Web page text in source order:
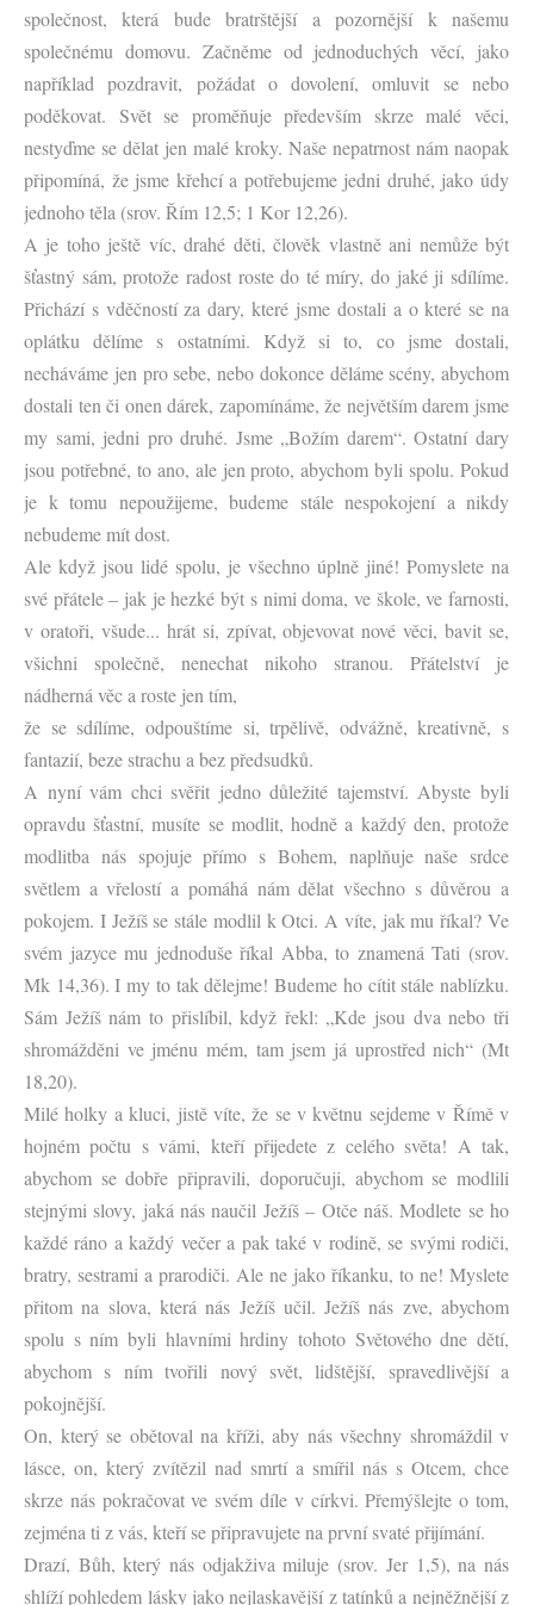
společnost, která bude bratrštější a pozornější k našemu
společnému domovu. Začněme od jednoduchých věcí, jako
například pozdravit, požádat o dovolení, omluvit se nebo
poděkovat. Svět se proměňuje především skrze malé věci,
nestyďme se dělat jen malé kroky. Naše nepatrnost nám naopak
připomíná, že jsme křehcí a potřebujeme jedni druhé, jako údy
jednoho těla (srov. Řím 12,5; 1 Kor 12,26).
A je toho ještě víc, drahé děti, člověk vlastně ani nemůže být
šťastný sám, protože radost roste do té míry, do jaké ji sdílíme.
Přichází s vděčností za dary, které jsme dostali a o které se na
oplátku dělíme s ostatními. Když si to, co jsme dostali,
necháváme jen pro sebe, nebo dokonce děláme scény, abychom
dostali ten či onen dárek, zapomínáme, že největším darem jsme
my sami, jedni pro druhé. Jsme „Božím darem“. Ostatní dary
jsou potřebné, to ano, ale jen proto, abychom byli spolu. Pokud
je k tomu nepoužijeme, budeme stále nespokojení a nikdy
nebudeme mít dost.
Ale když jsou lidé spolu, je všechno úplně jiné! Pomyslete na
své přátele – jak je hezké být s nimi doma, ve škole, ve farnosti,
v oratoři, všude... hrát si, zpívat, objevovat nové věci, bavit se,
všichni společně, nenechat nikoho stranou. Přátelství je
nádherná věc a roste jen tím,
že se sdílíme, odpouštíme si, trpělivě, odvážně, kreativně, s
fantazií, beze strachu a bez předsudků.
A nyní vám chci svěřit jedno důležité tajemství. Abyste byli
opravdu šťastní, musíte se modlit, hodně a každý den, protože
modlitba nás spojuje přímo s Bohem, naplňuje naše srdce
světlem a vřelostí a pomáhá nám dělat všechno s důvěrou a
pokojem. I Ježíš se stále modlil k Otci. A víte, jak mu říkal? Ve
svém jazyce mu jednoduše říkal Abba, to znamená Tati (srov.
Mk 14,36). I my to tak dělejme! Budeme ho cítit stále nablízku.
Sám Ježíš nám to přislíbil, když řekl: „Kde jsou dva nebo tři
shromážděni ve jménu mém, tam jsem já uprostřed nich“ (Mt
18,20).
Milé holky a kluci, jistě víte, že se v květnu sejdeme v Římě v
hojném počtu s vámi, kteří přijedete z celého světa! A tak,
abychom se dobře připravili, doporučuji, abychom se modlili
stejnými slovy, jaká nás naučil Ježíš – Otče náš. Modlete se ho
každé ráno a každý večer a pak také v rodině, se svými rodiči,
bratry, sestrami a prarodiči. Ale ne jako říkanku, to ne! Myslete
přitom na slova, která nás Ježíš učil. Ježíš nás zve, abychom
spolu s ním byli hlavními hrdiny tohoto Světového dne dětí,
abychom s ním tvořili nový svět, lidštější, spravedlivější a
pokojnější.
On, který se obětoval na kříži, aby nás všechny shromáždil v
lásce, on, který zvítězil nad smrtí a smířil nás s Otcem, chce
skrze nás pokračovat ve svém díle v církvi. Přemýšlejte o tom,
zejména ti z vás, kteří se připravujete na první svaté přijímání.
Drazí, Bůh, který nás odjakživa miluje (srov. Jer 1,5), na nás
shlíží pohledem lásky jako nejlaskavější z tatínků a nejněžnější z